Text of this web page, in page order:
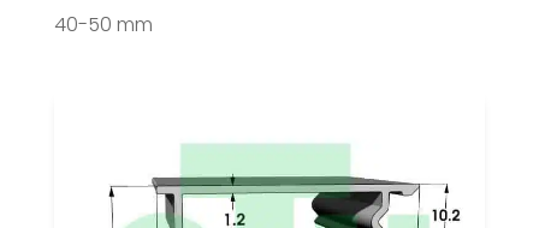
40-50 mm